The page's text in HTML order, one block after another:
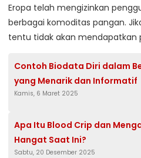
Eropa telah mengizinkan
berbagai komoditas pangan.
tentu tidak akan mendapatkan
Contoh Biodata Diri dalam
yang Menarik dan Informatif
Kamis, 6 Maret 2025
Apa Itu Blood Crip dan
Hangat Saat Ini?
Sabtu, 20 Desember 2025